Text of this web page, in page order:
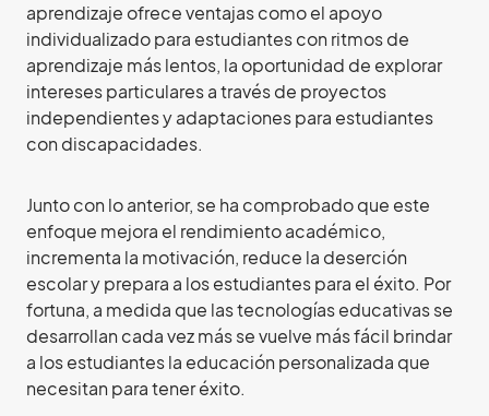
aprendizaje ofrece ventajas como el apoyo
individualizado para estudiantes con ritmos de
aprendizaje más lentos, la oportunidad de explorar
intereses particulares a través de proyectos
independientes y adaptaciones para estudiantes
con discapacidades.
Junto con lo anterior, se ha comprobado que este
enfoque mejora el rendimiento académico,
incrementa la motivación, reduce la deserción
escolar y prepara a los estudiantes para el éxito. Por
fortuna, a medida que las tecnologías educativas se
desarrollan cada vez más se vuelve más fácil brindar
a los estudiantes la educación personalizada que
necesitan para tener éxito.